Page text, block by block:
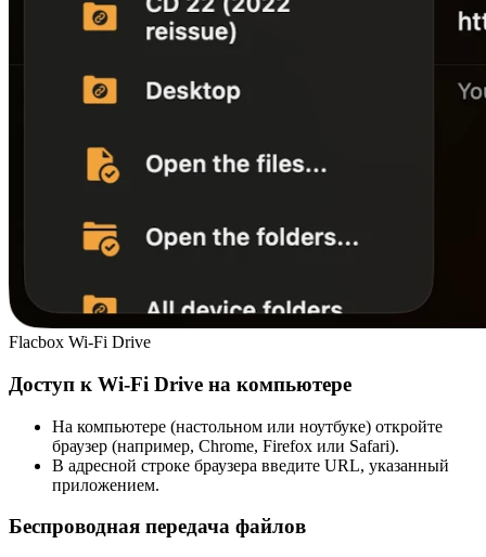
Flacbox Wi-Fi Drive
Доступ к Wi-Fi Drive на компьютере
На компьютере (настольном или ноутбуке) откройте
браузер (например, Chrome, Firefox или Safari).
В адресной строке браузера введите URL, указанный
приложением.
Беспроводная передача файлов